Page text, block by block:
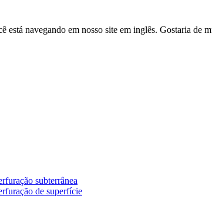
está navegando em nosso site em inglês. Gostaria de
subterrânea
de superfície